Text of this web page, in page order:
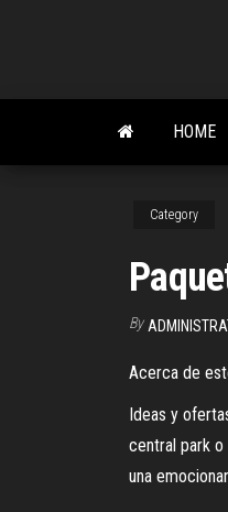
content
HOME
Category
By
Acerca de
Ideas y
central park
una